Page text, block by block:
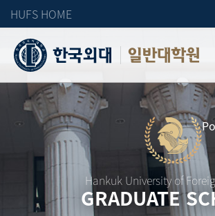
HUFS HOME
일반대학원
Hankuk University of
GRADUATE